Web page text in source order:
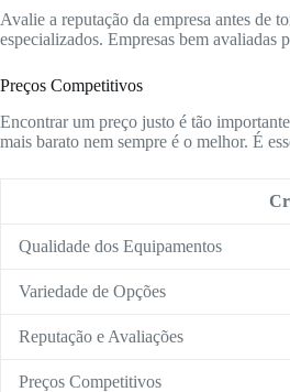
Avalie a reputação da empresa antes de
especializados. Empresas bem avaliadas
Preços Competitivos
Encontrar um preço justo é tão
mais barato nem sempre é o melhor. É
Qualidade dos Equipamentos
Variedade de Opções
Reputação e Avaliações
Preços Competitivos